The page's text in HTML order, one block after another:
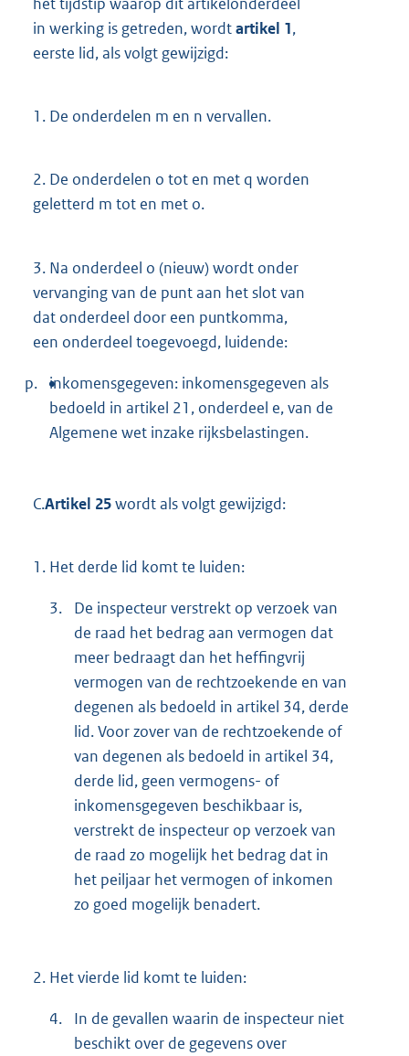
in werking is getreden, wordtartikel 1,
eerste lid, als volgt gewijzigd:
1. De onderdelen m en n vervallen.
2. De onderdelen o tot en met q worden
geletterd m tot en met o.
3. Na onderdeel o (nieuw) wordt onder
vervanging van de punt aan het slot van
dat onderdeel door een puntkomma,
een onderdeel toegevoegd, luidende:
p. inkomensgegeven: inkomensgegeven als
bedoeld in artikel 21, onderdeel e, van de
Algemene wet inzake rijksbelastingen.
C.Artikel 25wordt als volgt gewijzigd:
1. Het derde lid komt te luiden:
3.
De inspecteur verstrekt op verzoek van
de raad het bedrag aan vermogen dat
meer bedraagt dan het heffingvrij
vermogen van de rechtzoekende en van
degenen als bedoeld in artikel 34, derde
lid. Voor zover van de rechtzoekende of
van degenen als bedoeld in artikel 34,
derde lid, geen vermogens- of
inkomensgegeven beschikbaar is,
verstrekt de inspecteur op verzoek van
de raad zo mogelijk het bedrag dat in
het peiljaar het vermogen of inkomen
zo goed mogelijk benadert.
2. Het vierde lid komt te luiden:
4.
In de gevallen waarin de inspecteur niet
beschikt over de gegevens over